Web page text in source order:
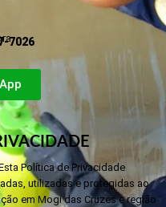
7026
Política de Privacidade
utilizadas e protegidas ao
em Mogi das Cruzes e região